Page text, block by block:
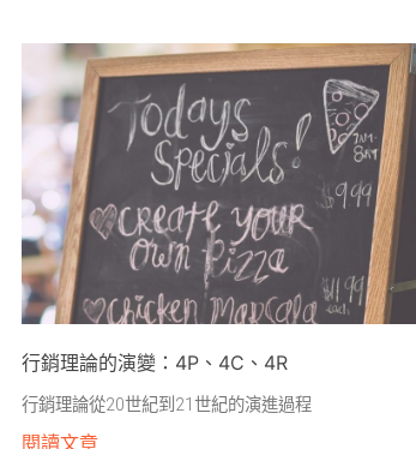
行銷理論的演變：4P、4C、4R
行銷理論從20世紀到21世紀的演進過程
閱讀文章